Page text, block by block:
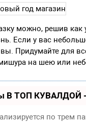
можно, решив как
Если у вас
вы. Придумайте для
на шею или
В ТОП КУВАЛДОЙ
по трем